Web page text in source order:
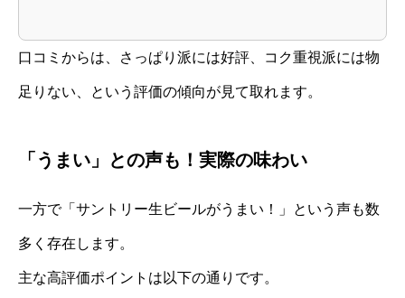
口コミからは、さっぱり派には好評、コク重視派には物
足りない、という評価の傾向が見て取れます。
「うまい」との声も！実際の味わい
一方で「サントリー生ビールがうまい！」という声も数
多く存在します。
主な高評価ポイントは以下の通りです。